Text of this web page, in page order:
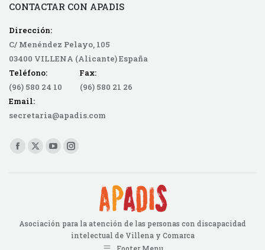
CONTACTAR CON APADIS
Dirección:
C/ Menéndez Pelayo, 105
03400 VILLENA (Alicante) España
Teléfono: Fax:
(96) 580 24 10 (96) 580 21 26
Email:
secretaria@apadis.com
Find us on:
Facebook
window
X
window
YouTube
window
Instagram
window
Asociación para la atención de las personas con discapacidad
intelectual de Villena y Comarca
Footer Menu